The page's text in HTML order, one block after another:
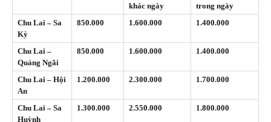
khác ngày
trong ngày
Chu Lai – Sa
Kỳ
850.000 1.600.000 1.400.000
Chu Lai –
Quảng Ngãi
850.000 1.600.000 1.400.000
Chu Lai – Hội
An
1.200.000 2.300.000 1.700.000
Chu Lai – Sa
Huỳnh
1.300.000 2.550.000 1.800.000